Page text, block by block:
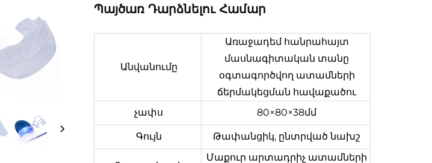
Պայծառ Դարձնելու Համար
Անվանումը
Առաջադեմ հանրահայտ
մասնագիտական տանը
օգտագործվող ատամների
ճերմակեցման հավաքածու
չափս
80×80×38մմ
Գույն Թափանցիկ, ընտրված նախշ
Մաքուր արտադրիչ ատամների